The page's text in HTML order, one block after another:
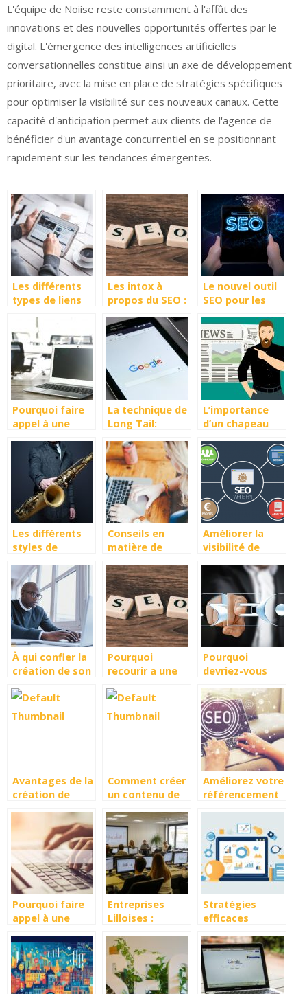
L'équipe de Noiise reste constamment à l'affût des
innovations et des nouvelles opportunités offertes par le
digital. L'émergence des intelligences artificielles
conversationnelles constitue ainsi un axe de développement
prioritaire, avec la mise en place de stratégies spécifiques
pour optimiser la visibilité sur ces nouveaux canaux. Cette
capacité d'anticipation permet aux clients de l'agence de
bénéficier d'un avantage concurrentiel en se positionnant
rapidement sur les tendances émergentes.
Les différents
types de liens
référencement
naturel
Les intox à
propos du SEO :
Liste de choses
fausses
Le nouvel outil
SEO pour les
Pourquoi faire
appel à une
La technique de
Long Tail:
sont les
avantages?
L’importance
d’un chapeau
l’optimisation
d’un article
Les différents
styles de
Conseils en
matière de
pour la
rédaction de
contenu web
sémantique
Améliorer la
visibilité de
grâce au
référencement
naturel
À qui confier la
création de son
Pourquoi
recourir a une
referencement
SEO ?
Pourquoi
devriez-vous
activites de
referencement
a des experts ?
Avantages de la
création de
entreprise
Comment créer
un contenu de
Améliorez votre
référencement
guide pratique
et astuces
Pourquoi faire
appel à une
pour gérer ses
publicités sur
internet ?
Entreprises
Lilloises :
préparer votre
appel d’offres
SEO ?
Stratégies
efficaces
backlinks pour
améliorer le
SEO de votre
site